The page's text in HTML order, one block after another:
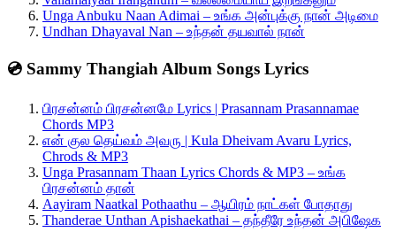
Unga Anbuku Naan Adimai – உங்க அன்புக்கு நான் அடிமை
Undhan Dhayaval Nan – உந்தன் தயவால் நான்
💿 Sammy Thangiah Album Songs Lyrics
பிரசன்னம் பிரசன்னமே Lyrics | Prasannam Prasannamae
Chords MP3
என் குல தெய்வம் அவரு | Kula Dheivam Avaru Lyrics,
Chrods & MP3
Unga Prasannam Thaan Lyrics Chords & MP3 – உங்க
பிரசன்னம் தான்
Aayiram Naatkal Pothaathu – ஆயிரம் நாட்கள் போதாது
Thanderae Unthan Apishaekathai – தந்தீரே உந்தன் அபிஷேக